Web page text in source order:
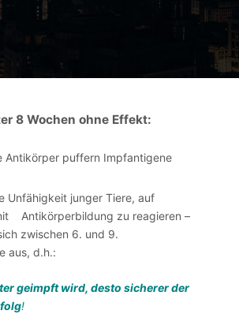
8 Wochen ohne Effekt:
Antikörper puffern Impfantigene
Unfähigkeit junger Tiere, auf
Antikörperbildung zu reagieren –
zwischen 6. und 9.
aus, d.h.:
geimpft wird, desto sicherer der
!